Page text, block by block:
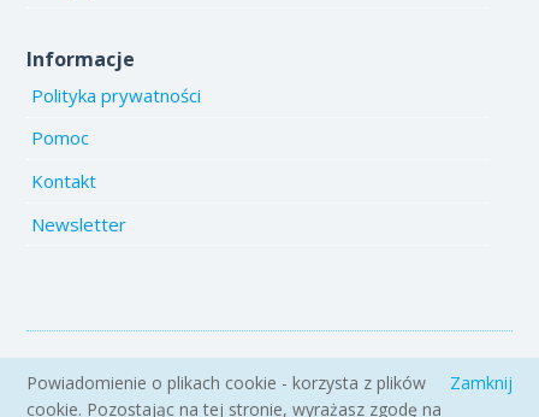
Informacje
Polityka prywatności
Pomoc
Kontakt
Newsletter
Copyright 2005-2026 www.emiejsca.pl. Kopiowanie treści i zdjęć
zabronione.
Powiadomienie o plikach cookie - korzysta z plików
cookie. Pozostając na tej stronie, wyrażasz zgodę na
Zamknij